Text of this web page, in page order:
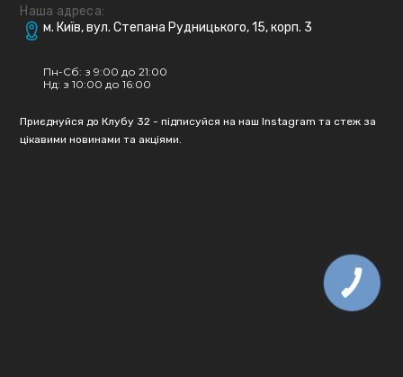
Наша адреса:
м. Київ, вул. Степана Рудницького, 15, корп. 3
Пн-Сб: з 9:00 до 21:00
Нд: з 10:00 до 16:00
Приєднуйся до Клубу 32 - підписуйся на наш Instagram та стеж за
цікавими новинами та акціями.
КНОПКА
ЗВ'ЯЗКУ